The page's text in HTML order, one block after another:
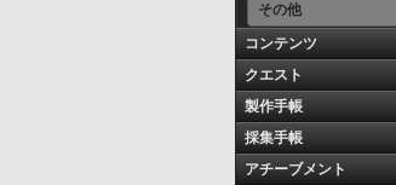
その他
コンテンツ
クエスト
製作手帳
採集手帳
アチーブメント